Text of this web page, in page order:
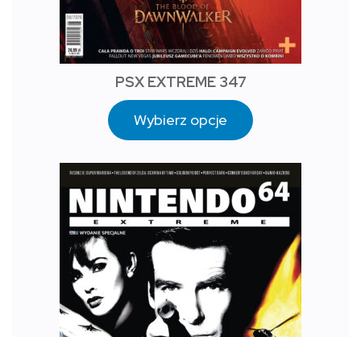
PSX EXTREME 347
Wybierz opcje